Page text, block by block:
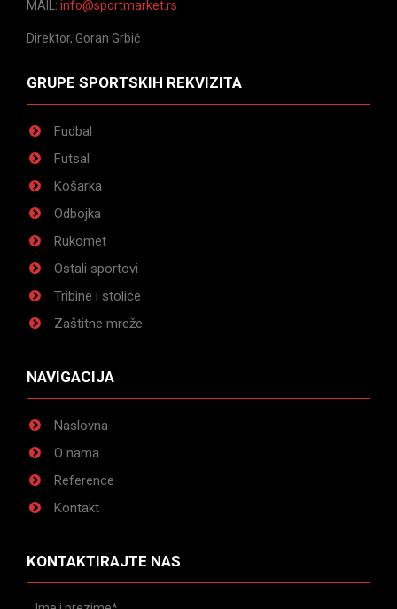
MAIL: info@sportmarket.rs
Direktor, Goran Grbić
GRUPE SPORTSKIH REKVIZITA
Fudbal
Futsal
Košarka
Odbojka
Rukomet
Ostali sportovi
Tribine i stolice
Zaštitne mreže
NAVIGACIJA
Naslovna
O nama
Reference
Kontakt
KONTAKTIRAJTE NAS